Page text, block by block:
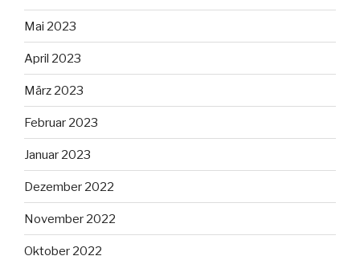
Mai 2023
April 2023
März 2023
Februar 2023
Januar 2023
Dezember 2022
November 2022
Oktober 2022